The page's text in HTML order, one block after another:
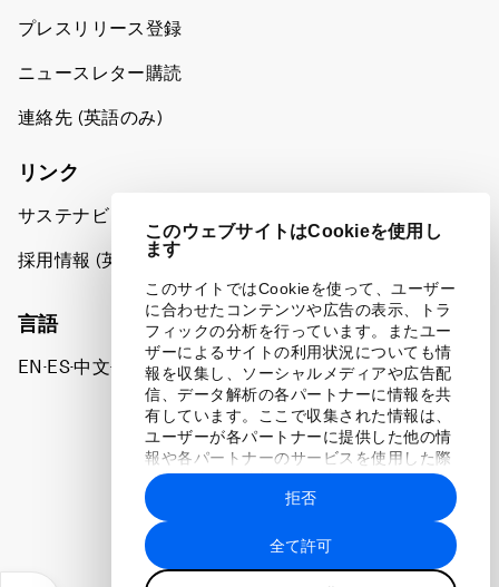
このウェブサイトはCookieを使用し
ます
このサイトではCookieを使って、ユーザー
に合わせたコンテンツや広告の表示、トラ
フィックの分析を行っています。またユー
ザーによるサイトの利用状況についても情
報を収集し、ソーシャルメディアや広告配
信、データ解析の各パートナーに情報を共
有しています。ここで収集された情報は、
ユーザーが各パートナーに提供した他の情
報や各パートナーのサービスを使用した際
に収集された情報と組み合わされ、各パー
トナーによって使用されることがありま
す。
全て許可
拒否
プレスリリース登録
ニュースレター購読
連絡先 (英語のみ)
リンク
サステナビリティへの取り組み
採用情報 (英語のみ)
言語
EN ▪ ES▪中文▪ 日本語
プライバシーポリシーと利用規約
サイトマップ